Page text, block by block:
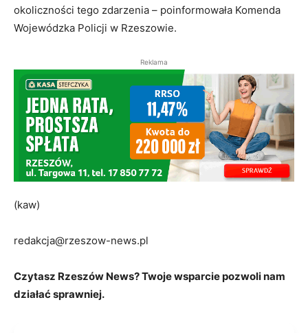
okoliczności tego zdarzenia – poinformowała Komenda
Wojewódzka Policji w Rzeszowie.
Reklama
(kaw)
redakcja@rzeszow-news.pl
Czytasz Rzeszów News? Twoje wsparcie pozwoli nam
działać sprawniej.